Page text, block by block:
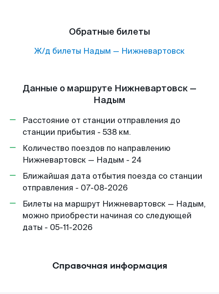
Обратные билеты
Ж/д билеты Надым — Нижневартовск
Данные о маршруте Нижневартовск —
Надым
Расстояние от станции отправления до
станции прибытия - 538 км.
Количество поездов по направлению
Нижневартовск — Надым - 24
Ближайшая дата отбытия поезда со станции
отправления - 07-08-2026
Билеты на маршрут Нижневартовск — Надым,
можно приобрести начиная со следующей
даты - 05-11-2026
Справочная информация